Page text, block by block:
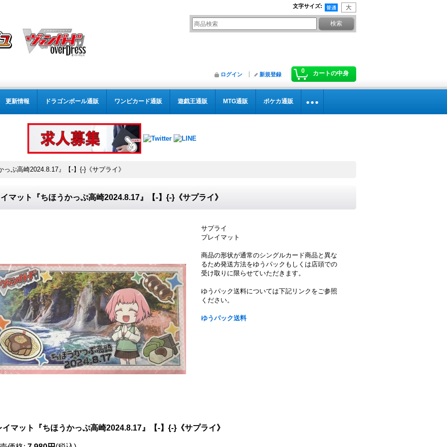
文字サイズ:
0 カートの中身
ログイン 新規登録
更新情報 ドラゴンボール通販 ワンピカード通販 遊戯王通販 MTG通販 ポケカ通販
ぷ高崎2024.8.17』【-】{-}《サプライ》
マット『ちほうかっぷ高崎2024.8.17』【-】{-}《サプライ》
サプライ
プレイマット
商品の形状が通常のシングルカード商品と異な
るため発送方法をゆうパックもしくは店頭での
受け取りに限らせていただきます。
ゆうパック送料については下記リンクをご参照
ください。
ゆうパック送料
イマット『ちほうかっぷ高崎2024.8.17』【-】{-}《サプライ》